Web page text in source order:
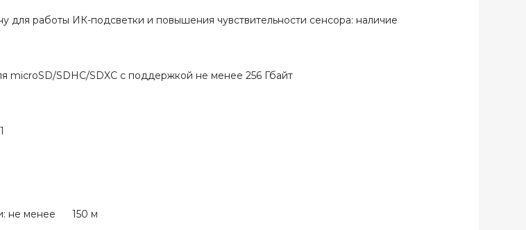
для работы ИК-подсветки и повышения чувствительности сенсора: наличие
SDHC/SDXC с поддержкой не менее 256 Гбайт
не менее 150 м